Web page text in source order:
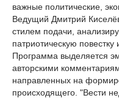
важные политические,
Ведущий Дмитрий
стилем подачи,
патриотическую повестку
Программа выделяется
авторскими
направленных на
происходящего. "Вести